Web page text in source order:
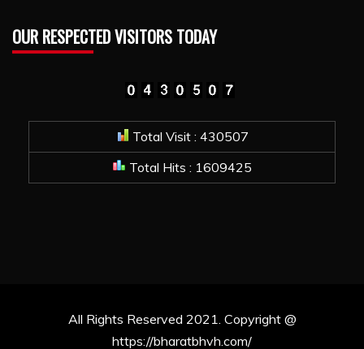
OUR RESPECTED VISITORS TODAY
Total Visit : 430507
Total Hits : 1609425
All Rights Reserved 2021. Copyright @
https://bharatbhvh.com/